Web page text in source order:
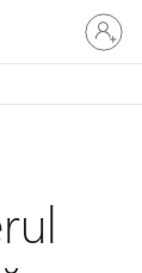
vă
la
dvs.